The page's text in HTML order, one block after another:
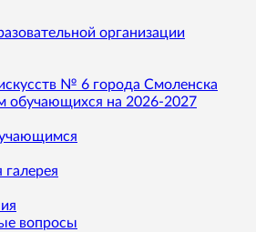
организации
№ 6 города Смоленска
обучающихся на 2026-2027
галерея
вопросы